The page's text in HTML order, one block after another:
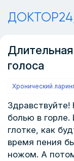
голоса
Хронический
болью в
глотке, как
время пения
ножом. А